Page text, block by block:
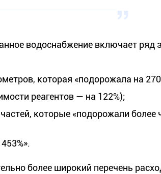
водоснабжение включает ряд
которая «подорожала на
реагентов — на 122%);
которые «подорожали более
более широкий перечень